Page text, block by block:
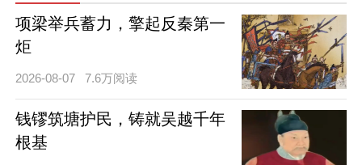
项梁举兵蓄力，擎起反秦第一
炬
2026-08-07 7.6万阅读
钱镠筑塘护民，铸就吴越千年
根基